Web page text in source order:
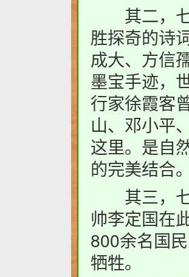
其二，七
胜探奇的诗
成大、方信
墨宝手迹，
行家徐霞客
山、邓小平
这里。是自
的完美结合
其三，七
帅李定国在
800余名国
牺牲。